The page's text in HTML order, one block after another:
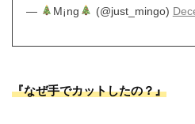
— M¡ng (@just_mingo)
『なぜ手でカットしたの？』